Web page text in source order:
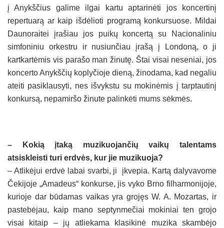
į Anykščius galime ilgai kartu aptarinėti jos koncertinį
repertuarą ar kaip išdėlioti programą konkursuose. Mildai
Daunoraitei įrašiau jos puikų koncertą su Nacionaliniu
simfoniniu orkestru ir nusiunčiau įrašą į Londoną, o ji
kartkartėmis vis parašo man žinutę. Štai visai neseniai, jos
koncerto Anykščių koplyčioje dieną, žinodama, kad negaliu
ateiti pasiklausyti, nes išvykstu su mokinėmis į tarptautinį
konkursą, nepamiršo žinute palinkėti mums sėkmės.
– Kokią įtaką muzikuojančių vaikų talentams
atsiskleisti turi erdvės, kur jie muzikuoja?
– Atlikėjui erdvė labai svarbi, ji įkvepia. Kartą dalyvavome
Čekijoje „Amadeus“ konkurse, jis vyko Brno filharmonijoje,
kurioje dar būdamas vaikas yra grojęs W. A. Mozartas, ir
pastebėjau, kaip mano septynmečiai mokiniai ten grojo
visai kitaip – jų atliekama klasikinė muzika skambėjo